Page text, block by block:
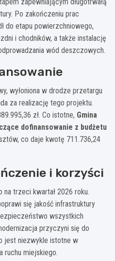
Po zakończeniu prac
do etapu powierzchniowego,
i chodników, a także instalację
wód deszczowych.
wyłoniona w drodze przetargu
za realizację tego projektu.
zł. Co istotne, Gmina
dofinansowanie z budżetu
co daje kwotę 711.736,24
i korzyści
trzeci kwartał 2026 roku.
się jakość infrastruktury
wszystkich
przyczyni się do
jest niezwykle istotne w
ruchu miejskiego.